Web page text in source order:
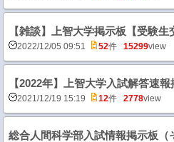
【雑談】上智大学掲示板【受験生
2022/12/05 09:51 52件 15299view
【2022年】上智大学入試解答速
2021/12/19 15:19 12件 2778view
総合人間科学部入試情報掲示板（